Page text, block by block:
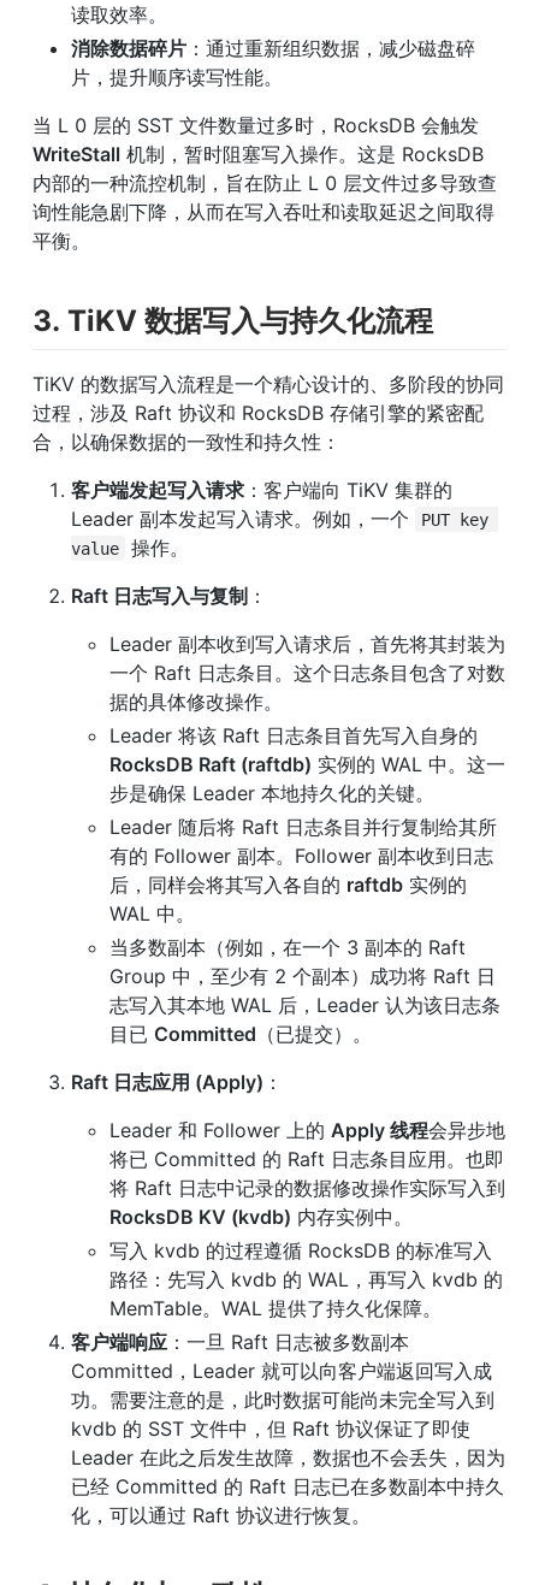
读取效率。
消除数据碎片 ：通过重新组织数据，减少磁盘碎
片，提升顺序读写性能。
WriteStall 机制，暂时阻塞写入操作。这是 RocksDB
内部的一种流控机制，旨在防止 L 0 层文件过多导致查
询性能急剧下降，从而在写入吞吐和读取延迟之间取得
平衡。
3. TiKV 数据写入与持久化流程
TiKV 的数据写入流程是一个精心设计的、多阶段的协同
过程，涉及 Raft 协议和 RocksDB 存储引擎的紧密配
合，以确保数据的一致性和持久性：
客户端发起写入请求 ：客户端向 TiKV 集群的
Leader 副本发起写入请求。例如，一个
PUT key
value
操作。
Raft 日志写入与复制 ：
Leader 副本收到写入请求后，首先将其封装为
一个 Raft 日志条目。这个日志条目包含了对数
据的具体修改操作。
RocksDB Raft (raftdb) 实例的 WAL 中。这一
步是确保 Leader 本地持久化的关键。
Leader 随后将 Raft 日志条目并行复制给其所
有的 Follower 副本。Follower 副本收到日志
后，同样会将其写入各自的 raftdb 实例的
WAL 中。
当多数副本（例如，在一个 3 副本的 Raft
Group 中，至少有 2 个副本）成功将 Raft 日
志写入其本地 WAL 后，Leader 认为该日志条
目已 Committed （已提交）。
Raft 日志应用 (Apply) ：
Leader 和 Follower 上的 Apply 线程会异步地
将已 Committed 的 Raft 日志条目应用。也即
RocksDB KV (kvdb) 内存实例中。
写入 kvdb 的过程遵循 RocksDB 的标准写入
路径：先写入 kvdb 的 WAL，再写入 kvdb 的
MemTable。WAL 提供了持久化保障。
客户端响应 ：一旦 Raft 日志被多数副本
Committed，Leader 就可以向客户端返回写入成
功。需要注意的是，此时数据可能尚未完全写入到
kvdb 的 SST 文件中，但 Raft 协议保证了即使
Leader 在此之后发生故障，数据也不会丢失，因为
已经 Committed 的 Raft 日志已在多数副本中持久
化，可以通过 Raft 协议进行恢复。